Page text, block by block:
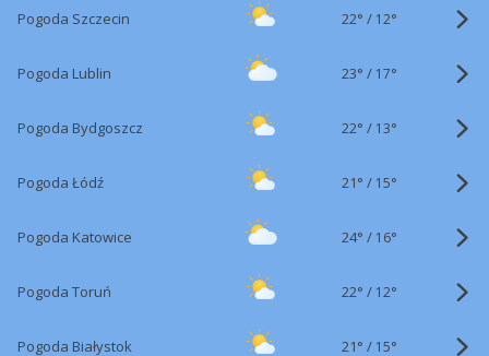
Pogoda Szczecin 22° / 12°
Pogoda Lublin 23° / 17°
Pogoda Bydgoszcz 22° / 13°
Pogoda Łódź 21° / 15°
Pogoda Katowice 24° / 16°
Pogoda Toruń 22° / 12°
Pogoda Białystok 21° / 15°